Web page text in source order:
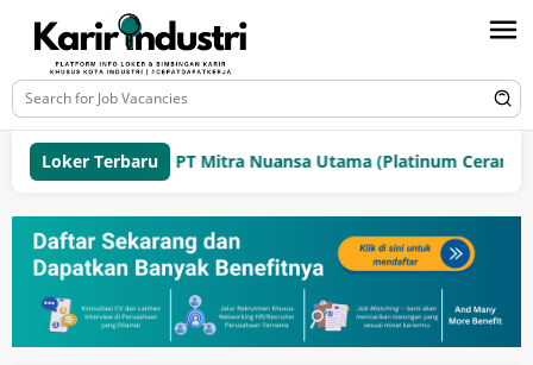
Loker TerbaruPT Mitra Nuansa Utama (Platinum Ceramics